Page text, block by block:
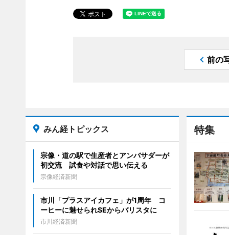
前の
特集
みん経トピックス
宗像・道の駅で生産者とアンバサダーが
初交流 試食や対話で思い伝える
宗像経済新聞
市川「プラスアイカフェ」が1周年 コ
ーヒーに魅せられSEからバリスタに
市川経済新聞